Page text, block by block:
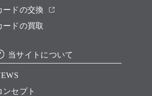
ードの交換
ードの買取
当サイトについて
ンセプト